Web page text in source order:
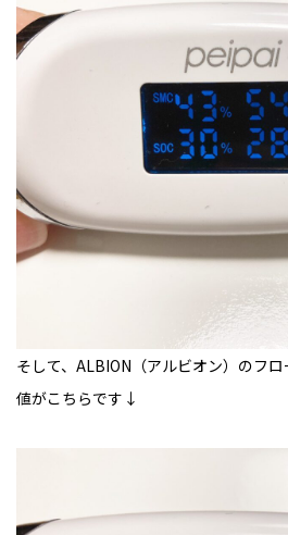
そして、ALBION（アルビオン）のフ
値がこちらです↓